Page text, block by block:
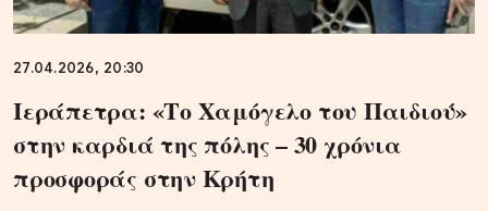
27.04.2026, 20:30
Ιεράπετρα: «Το Χαμόγελο του Παιδιού»
στην καρδιά της πόλης – 30 χρόνια
προσφοράς στην Κρήτη